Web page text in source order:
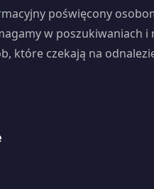
poświęcony
w poszukiwaniach i
które czekają na